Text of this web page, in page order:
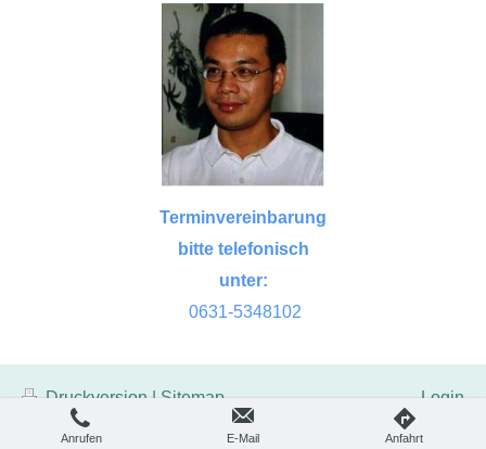
Terminvereinbarung
bitte telefonisch
unter:
0631-5348102
Druckversion| Sitemap
© 2026, Dr. med. Jianping He
Login
Webansicht
Anrufen E-Mail Anfahrt